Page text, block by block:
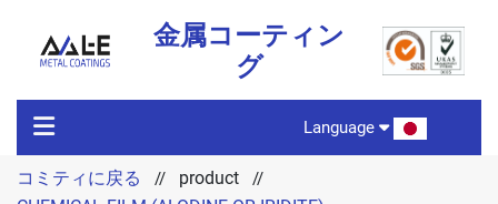
金属コーティン
グ
Language
コミティに戻る // product //